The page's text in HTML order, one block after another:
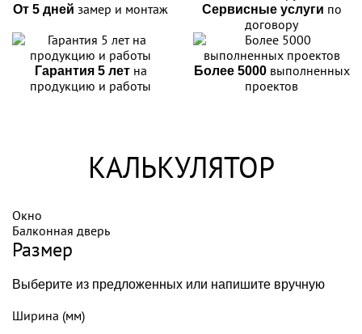
От 5 дней замер и монтаж Сервисные услуги по
договору
Гарантия 5 летна
продукцию и работы
Более 5000выполненных
проектов
КАЛЬКУЛЯТОР
Окно
Балконная дверь
Размер
Выберите из предложенных или напишите вручную
Ширина (мм)